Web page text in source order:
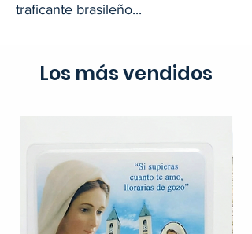
traficante brasileño...
Los más vendidos